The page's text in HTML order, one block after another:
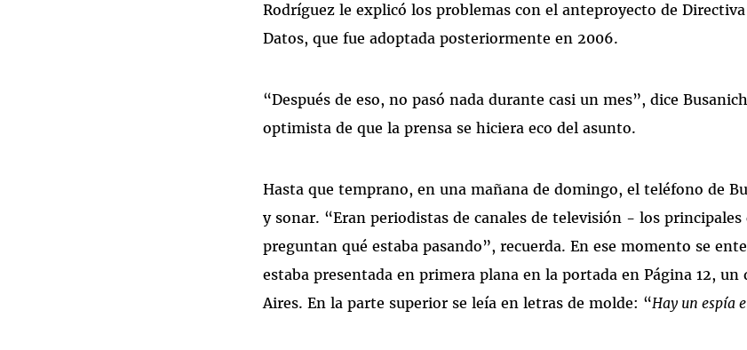
Rodríguez le explicó los problemas con el anteproyecto de
Datos, que fue adoptada posteriormente en 2006.
“Después de eso, no pasó nada durante casi un mes”, dice
optimista de que la prensa se hiciera eco del asunto.
Hasta que temprano, en una mañana de domingo, el teléfono de
y sonar. “Eran periodistas de canales de televisión - los principales
preguntan qué estaba pasando”, recuerda. En ese momento se
estaba presentada en primera plana en la portada en Página 12, un
Aires. En la parte superior se leía en letras de molde: “Hay un espía